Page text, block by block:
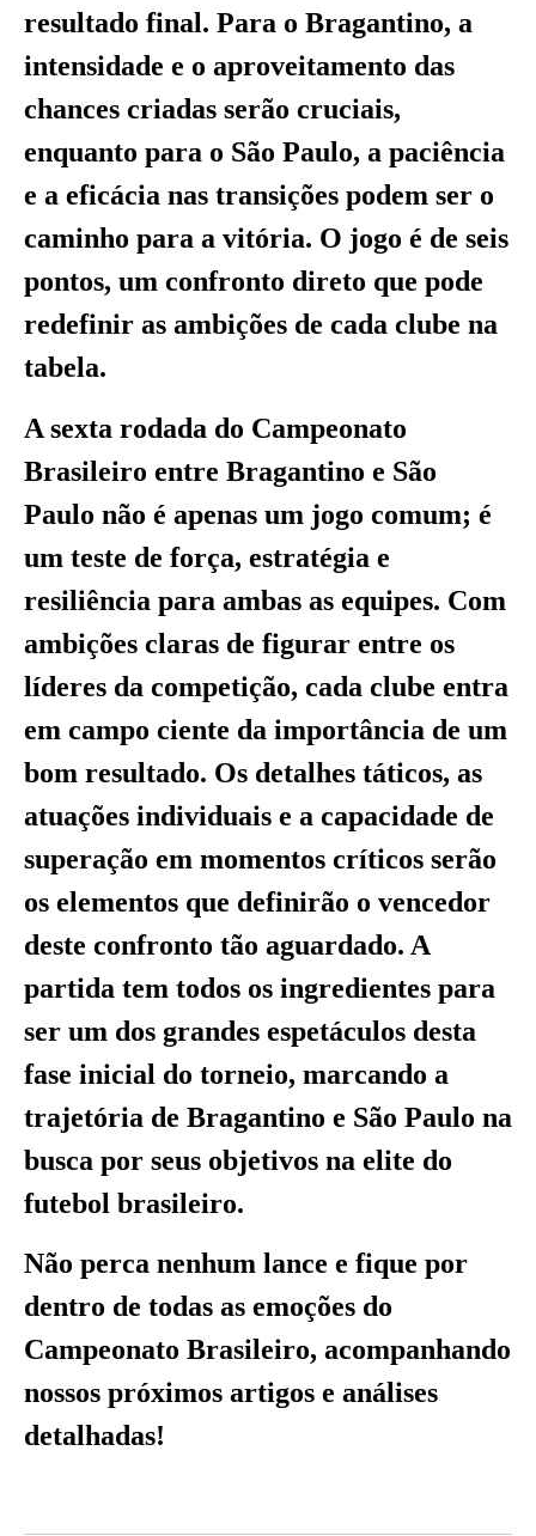
resultado final. Para o Bragantino, a
intensidade e o aproveitamento das
chances criadas serão cruciais,
enquanto para o São Paulo, a paciência
e a eficácia nas transições podem ser o
caminho para a vitória. O jogo é de seis
pontos, um confronto direto que pode
redefinir as ambições de cada clube na
tabela.
A sexta rodada do Campeonato
Brasileiro entre Bragantino e São
Paulo não é apenas um jogo comum; é
um teste de força, estratégia e
resiliência para ambas as equipes. Com
ambições claras de figurar entre os
líderes da competição, cada clube entra
em campo ciente da importância de um
bom resultado. Os detalhes táticos, as
atuações individuais e a capacidade de
superação em momentos críticos serão
os elementos que definirão o vencedor
deste confronto tão aguardado. A
partida tem todos os ingredientes para
ser um dos grandes espetáculos desta
fase inicial do torneio, marcando a
trajetória de Bragantino e São Paulo na
busca por seus objetivos na elite do
futebol brasileiro.
Não perca nenhum lance e fique por
dentro de todas as emoções do
Campeonato Brasileiro, acompanhando
nossos próximos artigos e análises
detalhadas!